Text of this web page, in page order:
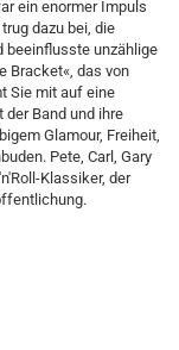
ein enormer Impuls
dazu bei, die
beeinflusste unzählige
Bracket«, das von
Sie mit auf eine
Band und ihre
Glamour, Freiheit,
Pete, Carl, Gary
Klassiker, der